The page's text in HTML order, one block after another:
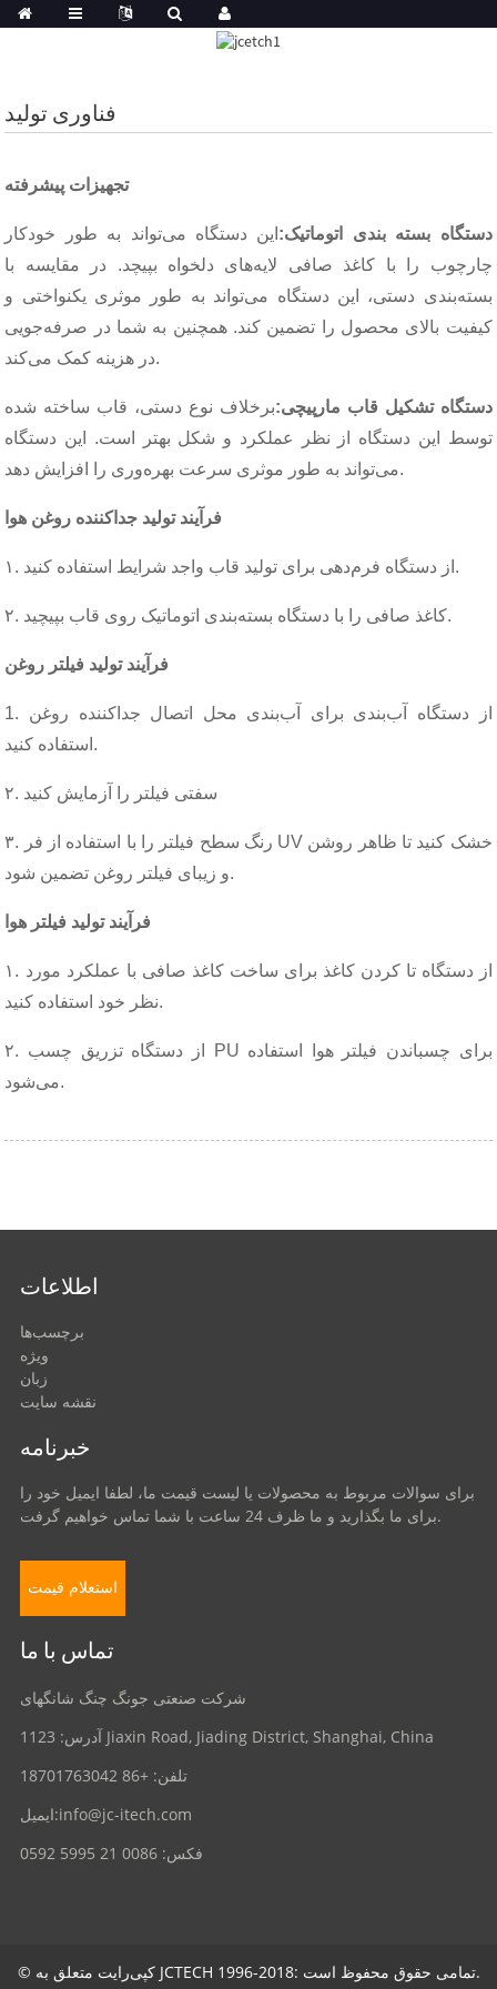
فناوری تولید
تجهیزات پیشرفته
دستگاه بسته بندی اتوماتیک: این دستگاه می‌تواند به طور خودکار
چارچوب را با کاغذ صافی لایه‌های دلخواه بپیچد. در مقایسه با
بسته‌بندی دستی، این دستگاه می‌تواند به طور موثری یکنواختی و
کیفیت بالای محصول را تضمین کند. همچنین به شما در صرفه‌جویی
در هزینه کمک می‌کند.
دستگاه تشکیل قاب مارپیچی:برخلاف نوع دستی، قاب ساخته شده
توسط این دستگاه از نظر عملکرد و شکل بهتر است. این دستگاه
می‌تواند به طور موثری سرعت بهره‌وری را افزایش دهد.
فرآیند تولید جداکننده روغن هوا
۱. از دستگاه فرم‌دهی برای تولید قاب واجد شرایط استفاده کنید.
۲. کاغذ صافی را با دستگاه بسته‌بندی اتوماتیک روی قاب بپیچید.
فرآیند تولید فیلتر روغن
1. از دستگاه آب‌بندی برای آب‌بندی محل اتصال جداکننده روغن
استفاده کنید.
۲. سفتی فیلتر را آزمایش کنید
۳. رنگ سطح فیلتر را با استفاده از فر UV خشک کنید تا ظاهر روشن
و زیبای فیلتر روغن تضمین شود.
فرآیند تولید فیلتر هوا
۱. از دستگاه تا کردن کاغذ برای ساخت کاغذ صافی با عملکرد مورد
نظر خود استفاده کنید.
۲. از دستگاه تزریق چسب PU برای چسباندن فیلتر هوا استفاده
می‌شود.
اطلاعات
برچسب‌ها
ویژه
زبان
نقشه سایت
خبرنامه
برای سوالات مربوط به محصولات یا لیست قیمت ما، لطفا ایمیل خود را
برای ما بگذارید و ما ظرف 24 ساعت با شما تماس خواهیم گرفت.
استعلام قیمت
تماس با ما
شرکت صنعتی جونگ چنگ شانگهای
آدرس: 1123 Jiaxin Road, Jiading District, Shanghai, China
تلفن: +86 18701763042
ایمیل:info@jc-itech.com
فکس: 0086 21 5995 0592
© کپی‌رایت متعلق به JCTECH 1996-2018: تمامی حقوق محفوظ است.